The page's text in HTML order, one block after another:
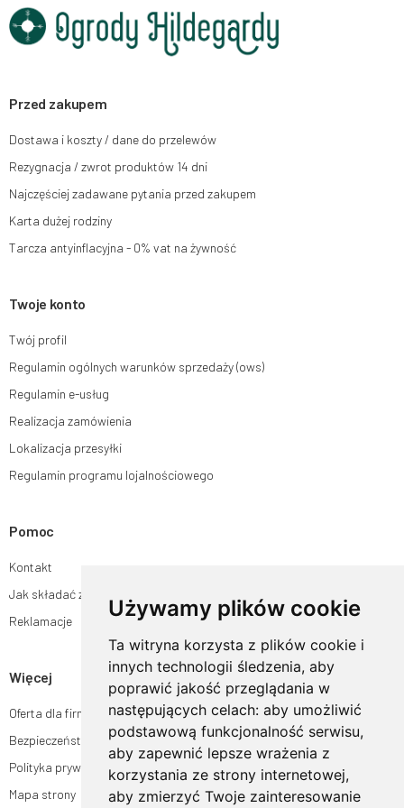
Używamy plików cookie
Ta witryna korzysta z plików cookie i
innych technologii śledzenia, aby
poprawić jakość przeglądania w
następujących celach: aby umożliwić
podstawową funkcjonalność serwisu,
aby zapewnić lepsze wrażenia z
korzystania ze strony internetowej,
aby zmierzyć Twoje zainteresowanie
chwili rezygnacji z subskrypcji.
Przysługuje Ci prawo do żądania dostępu do swoich danych osobowych,
ich sprostowania, usunięcia, ograniczenia przetwarzania, wniesienia
momencie bez wpływu na zgodność z prawem przetwarzania, którego
dokonano na podstawie zgody przed jej cofnięciem. W tym celu możesz
e-mail lub pisemnie na adres siedziby.
Więcej informacji:www.mouton.pl/ODO
Przed zakupem
Dostawa i koszty / dane do przelewów
Rezygnacja / zwrot produktów 14 dni
Najczęściej zadawane pytania przed zakupem
Karta dużej rodziny
Tarcza antyinflacyjna - 0% vat na żywność
Twoje konto
Twój profil
Regulamin ogólnych warunków sprzedaży (ows)
Regulamin e-usług
Realizacja zamówienia
Lokalizacja przesyłki
Regulamin programu lojalnościowego
Pomoc
Kontakt
Jak składać zamówienia w sklepie ogrodyhildegardy.pl?
Reklamacje
Więcej
Oferta dla firm
Bezpieczeństwo płatności
Polityka prywatności
Mapa strony